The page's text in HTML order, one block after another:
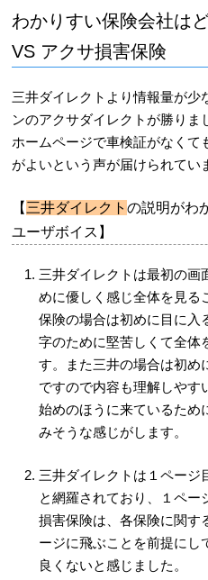
わかりすい保険会社は
VS アクサ損害保険
三井ダイレクトより情報量が少
ンのアクサダイレクトが勝り
ホームページで車検証がなくて
がよいという声が届けられてい
【 三井ダイレクトの説明がわ
ユーザボイス】
三井ダイレクトは最初の画
めに優しく感じ全体を見る
保険の場合は初めに目に入
字のために堅苦しくて全体
す。また三井の場合は初め
ですので内容も理解しやす
始めのほうに来ているため
みそうな感じがします。
三井ダイレクトは１ページ
と網羅されており、１ペー
損害保険は、各保険に関す
ージに飛ぶことを前提にし
良くないと感じました。